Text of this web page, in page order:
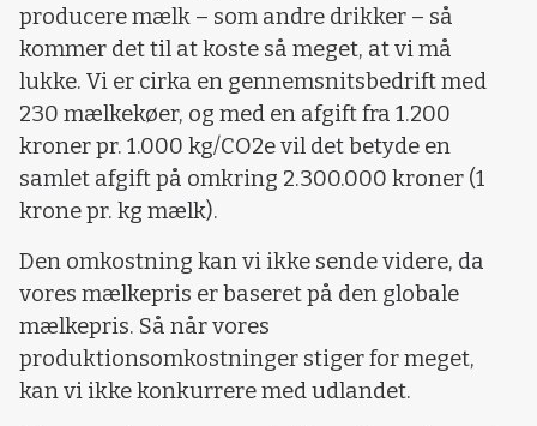
producere mælk – som andre drikker – så
kommer det til at koste så meget, at vi må
lukke. Vi er cirka en gennemsnitsbedrift med
230 mælkekøer, og med en afgift fra 1.200
kroner pr. 1.000 kg/CO2e vil det betyde en
samlet afgift på omkring 2.300.000 kroner (1
krone pr. kg mælk).
Den omkostning kan vi ikke sende videre, da
vores mælkepris er baseret på den globale
mælkepris. Så når vores
produktionsomkostninger stiger for meget,
kan vi ikke konkurrere med udlandet.